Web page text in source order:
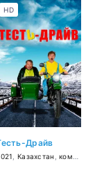
,семейный
Драйв
Казахстан ,комедия
HD